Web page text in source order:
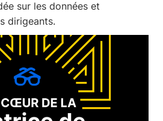
sur les données et
dirigeants.